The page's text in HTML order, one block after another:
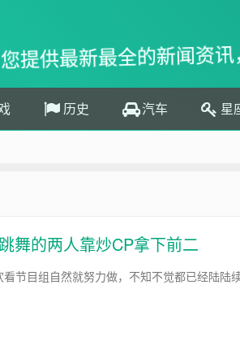
提供最新最全的新闻资
历史 汽车 星
舞的两人靠炒CP拿下前二
节目组自然就努力做，不知不觉都已经陆陆